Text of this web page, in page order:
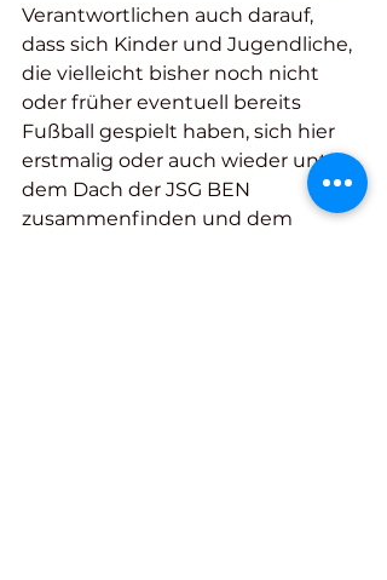
Verantwortlichen auch darauf,
dass sich Kinder und Jugendliche,
die vielleicht bisher noch nicht
oder früher eventuell bereits
Fußball gespielt haben, sich hier
erstmalig oder auch wieder unter
dem Dach der JSG BEN
zusammenfinden und dem